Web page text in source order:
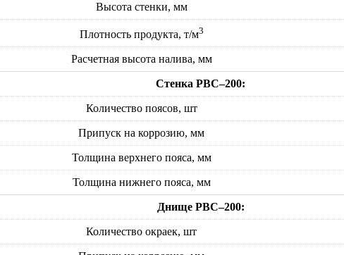
Высота стенки, мм
Плотность продукта, т/м3
Расчетная высота налива, мм
Стенка РВС–200:
Количество поясов, шт
Припуск на коррозию, мм
Толщина верхнего пояса, мм
Толщина нижнего пояса, мм
Днище РВС–200:
Количество окраек, шт